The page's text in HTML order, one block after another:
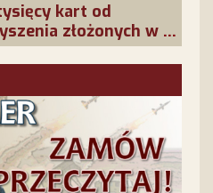
kart od
złożonych w La